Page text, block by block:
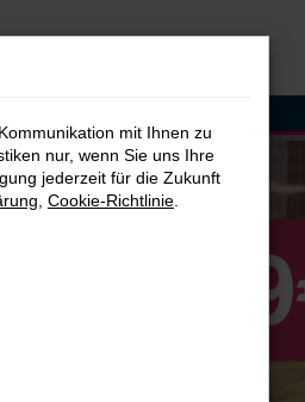
mit Ihnen zu
nur, wenn Sie uns Ihre
jederzeit für die Zukunft
Cookie-Richtlinie